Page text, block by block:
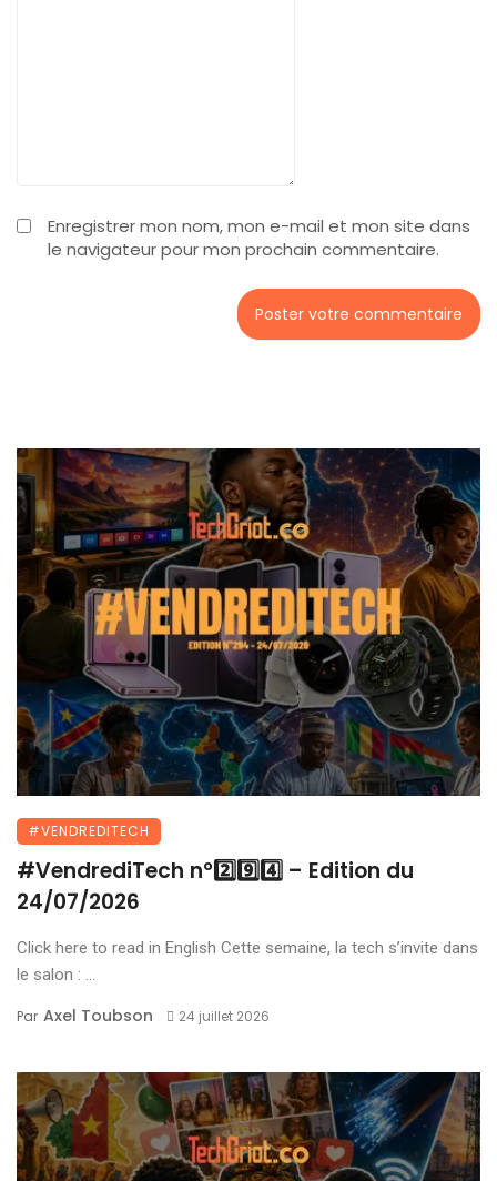
Enregistrer mon nom, mon e-mail et mon site dans
le navigateur pour mon prochain commentaire.
#VENDREDITECH
#VendrediTech n°2️⃣9️⃣4️⃣ – Edition du
24/07/2026
Click here to read in English Cette semaine, la tech s’invite dans
le salon : ...
Par Axel Toubson 24 juillet 2026